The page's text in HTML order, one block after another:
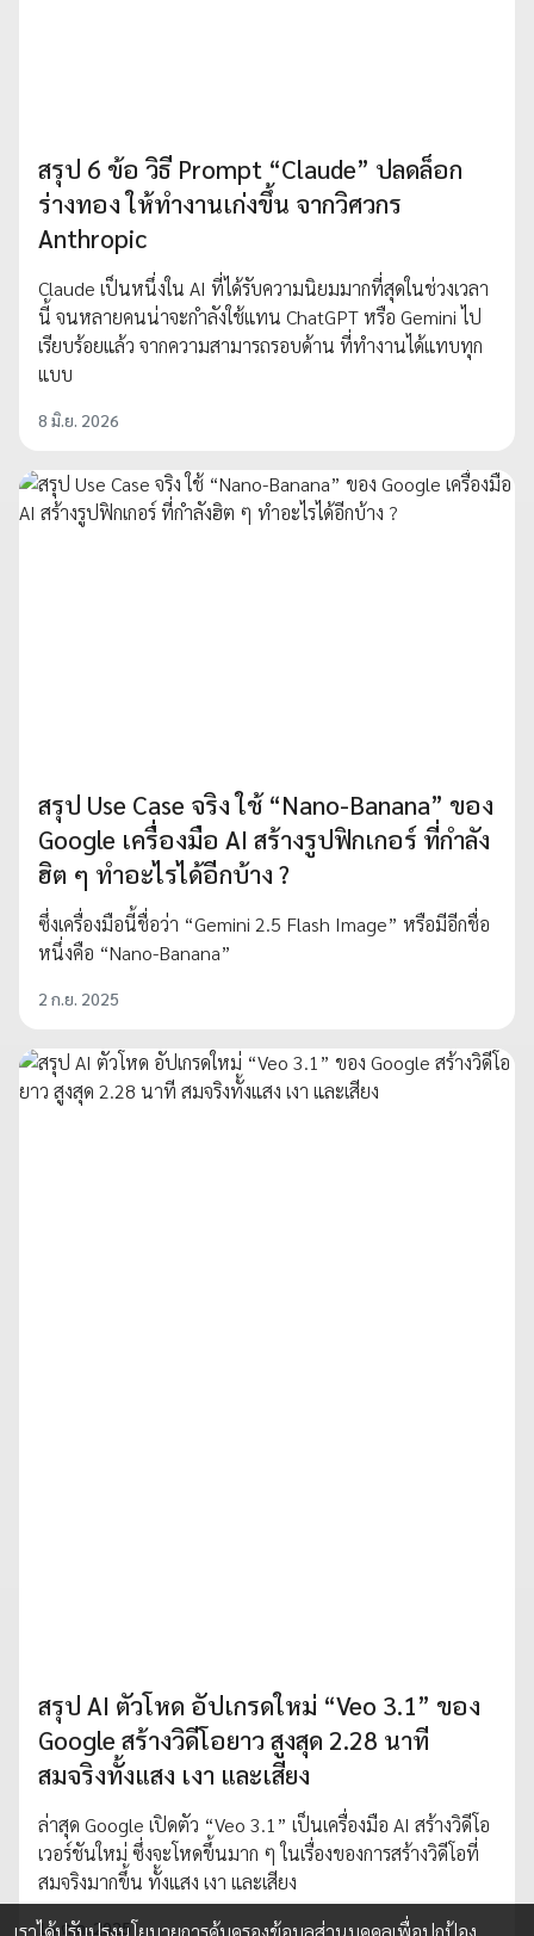
สรุป 6 ข้อ วิธี Prompt “Claude” ปลดล็อก
ร่างทอง ให้ทำงานเก่งขึ้น จากวิศวกร
Anthropic
Claude เป็นหนึ่งใน AI ที่ได้รับความนิยมมากที่สุดในช่วงเวลา
นี้ จนหลายคนน่าจะกำลังใช้แทน ChatGPT หรือ Gemini ไป
เรียบร้อยแล้ว จากความสามารถรอบด้าน ที่ทำงานได้แทบทุก
แบบ
8 มิ.ย. 2026
สรุป Use Case จริง ใช้ “Nano-Banana” ของ
Google เครื่องมือ AI สร้างรูปฟิกเกอร์ ที่กำลัง
ฮิต ๆ ทำอะไรได้อีกบ้าง ?
ซึ่งเครื่องมือนี้ชื่อว่า “Gemini 2.5 Flash Image” หรือมีอีกชื่อ
หนึ่งคือ “Nano-Banana”
2 ก.ย. 2025
สรุป AI ตัวโหด อัปเกรดใหม่ “Veo 3.1” ของ
Google สร้างวิดีโอยาว สูงสุด 2.28 นาที
สมจริงทั้งแสง เงา และเสียง
ล่าสุด Google เปิดตัว “Veo 3.1” เป็นเครื่องมือ AI สร้างวิดีโอ
เวอร์ชันใหม่ ซึ่งจะโหดขึ้นมาก ๆ ในเรื่องของการสร้างวิดีโอที่
สมจริงมากขึ้น ทั้งแสง เงา และเสียง
16 ต.ค. 2025